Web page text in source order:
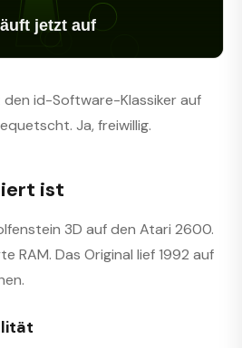
den id-Software-Klassiker auf
Ja, freiwillig.
ist
3D auf den Atari 2600.
RAM. Das Original lief 1992 auf